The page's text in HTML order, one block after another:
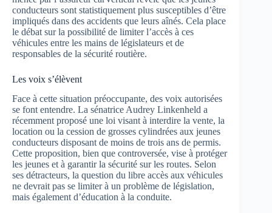
conducteurs sont statistiquement plus susceptibles d’être
impliqués dans des accidents que leurs aînés. Cela place
le débat sur la possibilité de limiter l’accès à ces
véhicules entre les mains de législateurs et de
responsables de la sécurité routière.
Les voix s’élèvent
Face à cette situation préoccupante, des voix autorisées
se font entendre. La sénatrice Audrey Linkenheld a
récemment proposé une loi visant à interdire la vente, la
location ou la cession de grosses cylindrées aux jeunes
conducteurs disposant de moins de trois ans de permis.
Cette proposition, bien que controversée, vise à protéger
les jeunes et à garantir la sécurité sur les routes. Selon
ses détracteurs, la question du libre accès aux véhicules
ne devrait pas se limiter à un problème de législation,
mais également d’éducation à la conduite.